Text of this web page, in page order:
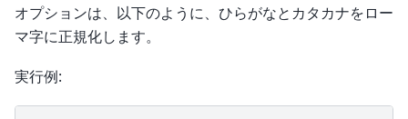
オプションは、以下のように、ひらがなとカタカナをロー
マ字に正規化します。
実行例: